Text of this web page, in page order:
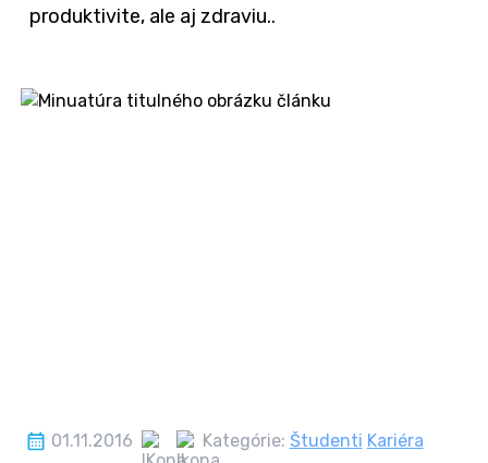
produktivite, ale aj zdraviu..
01.11.2016 Kategórie: Študenti Kariéra